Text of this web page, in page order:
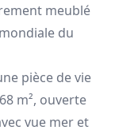
meublé
du
pièce de vie
m², ouverte
vue mer et